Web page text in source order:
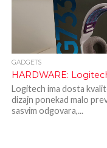
GADGETS
HARDWARE:
Logitech ima dosta
dizajn ponekad malo
sasvim odgovara,...